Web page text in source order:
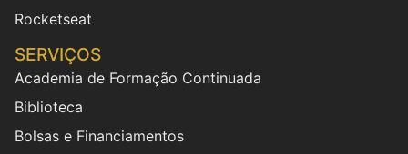
Rocketseat
SERVIÇOS
Academia de Formação Continuada
Biblioteca
Bolsas e Financiamentos